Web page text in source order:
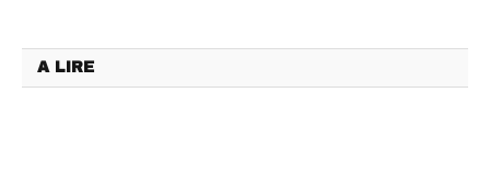
A LIRE